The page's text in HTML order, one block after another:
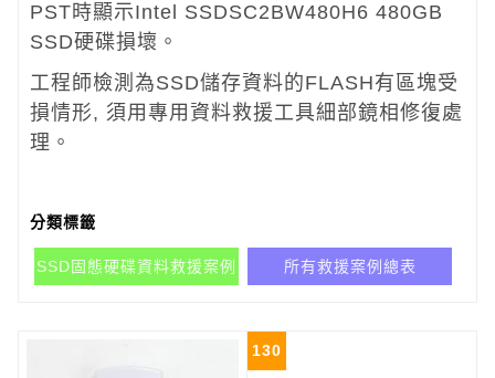
PST時顯示Intel SSDSC2BW480H6 480GB
SSD硬碟損壞。
工程師檢測為SSD儲存資料的FLASH有區塊受
損情形, 須用專用資料救援工具細部鏡相修復處
理。
分類標籤
SSD固態硬碟資料救援案例 所有救援案例總表
130